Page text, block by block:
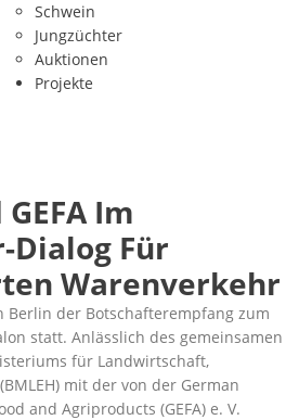
Schwein
Jungzüchter
Auktionen
Projekte
Im
Dialog Für
Warenverkehr
Berlin der Botschafterempfang zum
statt. Anlässlich des gemeinsamen
für Landwirtschaft,
mit der von der German
and Agriproducts (GEFA) e. V.